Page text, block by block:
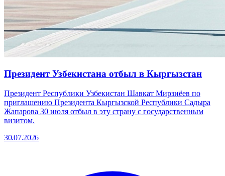
Президент Узбекистана отбыл в Кыргызстан
Президент Республики Узбекистан Шавкат Мирзиёев по
приглашению Президента Кыргызской Республики Садыра
Жапарова 30 июля отбыл в эту страну с государственным
визитом.
30.07.2026